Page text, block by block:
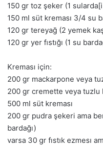
150 gr toz şeker (1
150 ml süt kreması 3/4 su
120 gr tereyağ (2 yemek
120 gr yer fıstığı (1 su
Kreması için:
200 gr mackarpone veya
200 gr cremette veya tuzlu
500 ml süt kreması
200 gr pudra şekeri ama
bardağı)
varsa 30 gr fıstık ezmesı